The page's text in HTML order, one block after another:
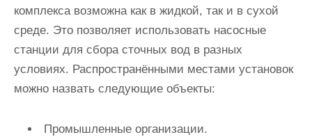
комплекса возможна как в жидкой, так и в сухой
среде. Это позволяет использовать насосные
станции для сбора сточных вод в разных
условиях. Распространёнными местами установок
можно назвать следующие объекты:
Промышленные организации.